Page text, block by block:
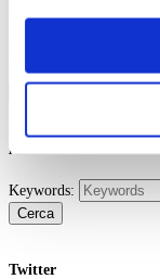
dell’informativa
Chiudendo il
navigazione
il tuo consenso
Category:
Cerca i dossier di
ART E DOSSIER
Keywords:
Cerca
Twitter